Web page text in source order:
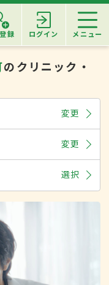
録 ログイン メニュー
のクリニック・
変更
変更
選択